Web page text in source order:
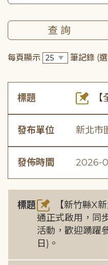
每頁顯示 筆記錄 (
標題 【
發布單位 新北市
發佈時間 2026-
標題
【新竹縣X
通正式啟用，同
活動，歡迎踴躍
日)。